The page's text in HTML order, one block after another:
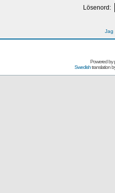
Lösenord:
Jag
Powered by
Swedishtranslation